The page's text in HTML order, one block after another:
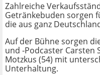
Zahlreiche
Getränkebuden sorgen
die aus ganz
Auf der Bühne sorgen
und -Podcaster Carsten
Motzkus (54) mit
Unterhaltung.